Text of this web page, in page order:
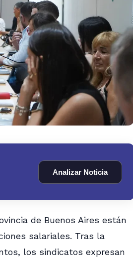
Analizar Noticia
de Buenos Aires están
salariales. Tras la
los sindicatos expresan